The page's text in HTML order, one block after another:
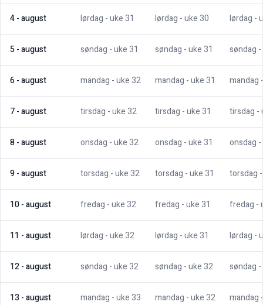
4-august lørdag - uke31 lørdag - uke30 lørdag -
5-august søndag - uke31 søndag - uke31 søndag
6-august mandag - uke32 mandag - uke31 mandag
7-august tirsdag - uke32 tirsdag - uke31 tirsdag -
8-august onsdag - uke32 onsdag - uke31 onsdag
9-august torsdag - uke32 torsdag - uke31 torsdag
10-august fredag - uke32 fredag - uke31 fredag -
11 -august lørdag - uke32 lørdag - uke31 lørdag -
12-august søndag - uke32 søndag - uke32 søndag
13 -august mandag - uke33 mandag - uke32 mandag